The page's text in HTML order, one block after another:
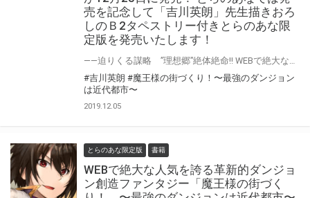
売を記念して「吉川英朗」先生描きおろ
しのＢ2タペストリー付きとらのあな限
定版を発売いたします！
#吉川英朗 #魔王様の街づくり！〜最強のダンジョン
は近代都市〜
2019.12.05
とらのあな限定版 書籍
WEBで絶大な人気を誇る革新的ダンジョ
ン創造ファンタジー「魔王様の街づく